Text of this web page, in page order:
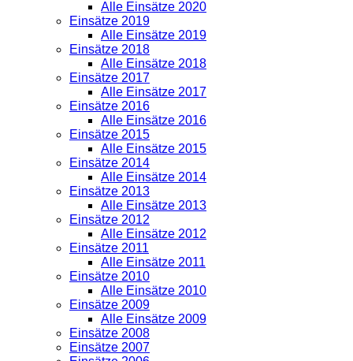
Alle Einsätze 2020
Einsätze 2019
Alle Einsätze 2019
Einsätze 2018
Alle Einsätze 2018
Einsätze 2017
Alle Einsätze 2017
Einsätze 2016
Alle Einsätze 2016
Einsätze 2015
Alle Einsätze 2015
Einsätze 2014
Alle Einsätze 2014
Einsätze 2013
Alle Einsätze 2013
Einsätze 2012
Alle Einsätze 2012
Einsätze 2011
Alle Einsätze 2011
Einsätze 2010
Alle Einsätze 2010
Einsätze 2009
Alle Einsätze 2009
Einsätze 2008
Einsätze 2007